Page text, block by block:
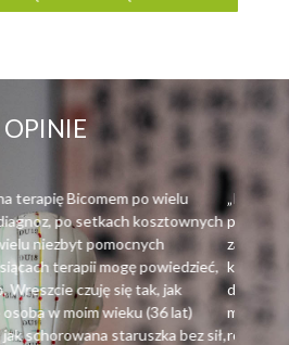
OPINIE
gdy potrzebowałam
mojej córeczki. Mieliśmy
badania i testy
nie potwierdzały żadnych
bardzo źle się czuła, nie
funkcjonować wśród
kilkumiesięcznej terapii